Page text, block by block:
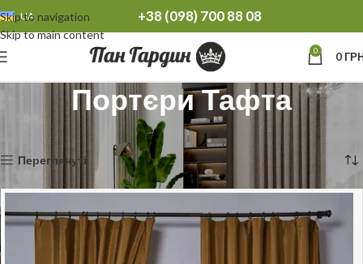
Skip to navigation
Skip to main content
UA +38 (098) 700 88 08
0 0
Портєри Тафта
Портєри Тафта
Переглянуті